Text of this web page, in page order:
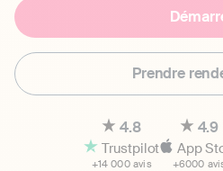
Prendre
4.8
Trustpilot
+14 000 avis
4.9
App
+6000